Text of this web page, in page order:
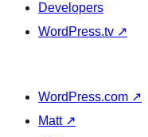
Developers
WordPress.tv ↗
WordPress.com ↗
Matt ↗